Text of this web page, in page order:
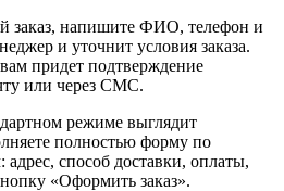
заказ, напишите ФИО, телефон и
и уточнит условия заказа.
придет подтверждение
или через СМС.
режиме выглядит
полностью форму по
способ доставки, оплаты,
«Оформить заказ».